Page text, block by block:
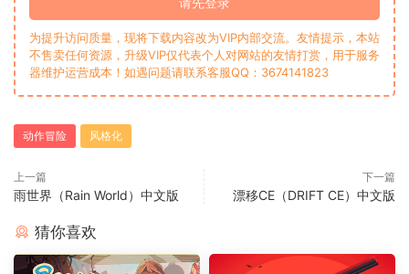
为提升访问质量，现将下载内容改为VIP内部交流。友情提示，本站
不售卖任何资源，升级VIP仅代表个人对网站的友情打赏，用于服务
器维护运营成本！如遇问题请联系客服QQ：3674141823
动作冒险 风格化
上一篇
雨世界（Rain World）中文版
下一篇
漂移CE（DRIFT CE）中文版
猜你喜欢